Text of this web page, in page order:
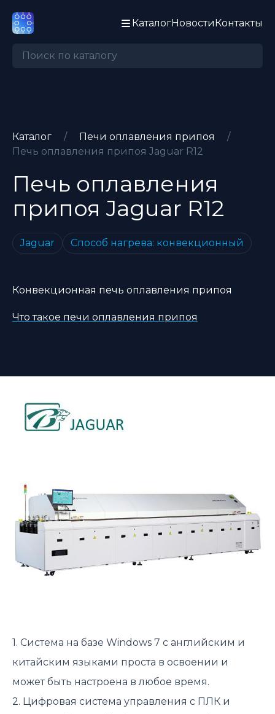
КаталогНовостиКонтакты
Каталог / Печи оплавления припоя
/
Печь оплавления припоя Jaguar R12
Печь оплавления
припояJaguar R12
Jaguar Способ нагрева: конвекционный
Конвекционная печь оплавления припоя
Что такое печи оплавления припоя
1. Система на базе Windows 7 с английским и
китайским языками проста в освоении и
может быть настроена в любое время.
2. Цифровая система управления с ПЛК и